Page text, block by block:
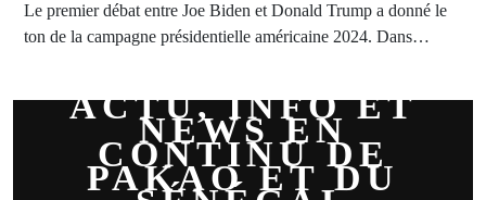
Le premier débat entre Joe Biden et Donald Trump a donné le
ton de la campagne présidentielle américaine 2024. Dans…
ACTU, INFO ET
NEWS EN
CONTINU DE
PAKAO ET DU